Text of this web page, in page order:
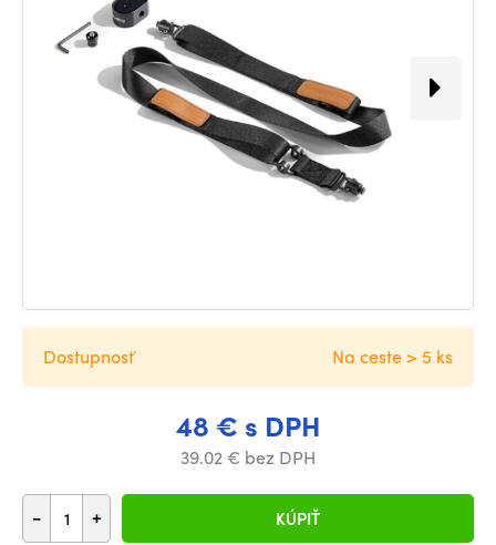
48 € s DPH
39.02 € bez DPH
- + KÚPIŤ
Dostupnosť Na ceste > 5 ks